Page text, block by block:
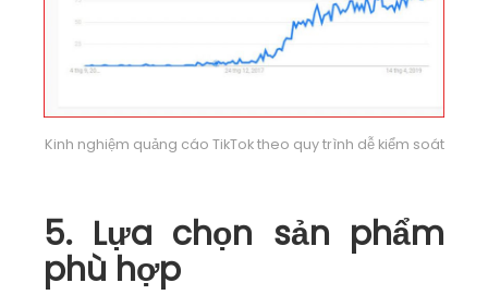
Kinh nghiệm quảng cáo TikTok theo quy trình dễ kiểm soát
5. Lựa chọn sản phẩm
phù hợp